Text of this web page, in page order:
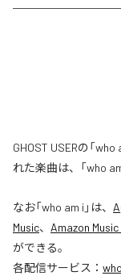
GHOST USERの「
れた楽曲は、「who
なお「who am i 」は、
Music、 Amazon
ができる。
各配信サービス：